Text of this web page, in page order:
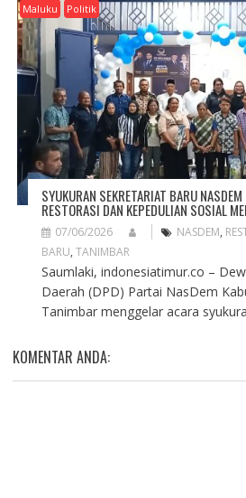
Maluku Politik
SYUKURAN SEKRETARIAT BARU
RESTORASI DAN KEPEDULIAN SOSIAL
07/06/2026 NASDEM,
BARU, TANIMBAR
Saumlaki, indonesiatimur.co –
Daerah (DPD) Partai NasDem
Tanimbar menggelar acara
KOMENTAR ANDA: